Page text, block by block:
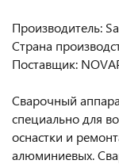
Производитель:
Страна
Поставщик:
Сварочный
специально для
оснастки и
алюминиевых.